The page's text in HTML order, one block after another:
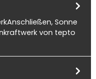
Verlängerungskabel
6mm² beidseitig
kompatibel mit MC4
Stecker - 5m
Sonne
von tepto